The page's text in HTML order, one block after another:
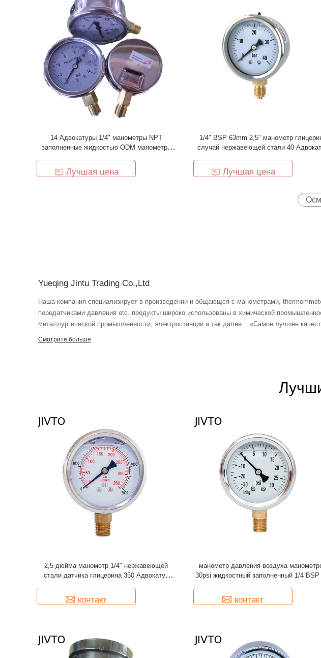
14 Адвокатуры 1/4" манометры NPT
заполненные жидкостью ODM манометра
Лучшая цена
1/4" BSP 63mm 2,5" манометр
случай нержавеющей стали 40
Лучшая цена
Yueqing Jintu Trading Co.,Ltd
Наша компания специализирует в произведении и общающся с манометрами,
передатчиками давления etc. продукты широко использованы в химической
металлургической промышленности, электростанции и так далее. «Самое лучшее качество и
самое лучшее обслуживание» наша задача. Большинств наши продукты для быть
Смотрите больше
2,5 дюйма манометр 1/4" нержавеющей
стали датчика глицерина 350 Адвокатур
контакт
манометр давления воздуха
30psi жидкостный заполненный 1/4 BSP
контакт